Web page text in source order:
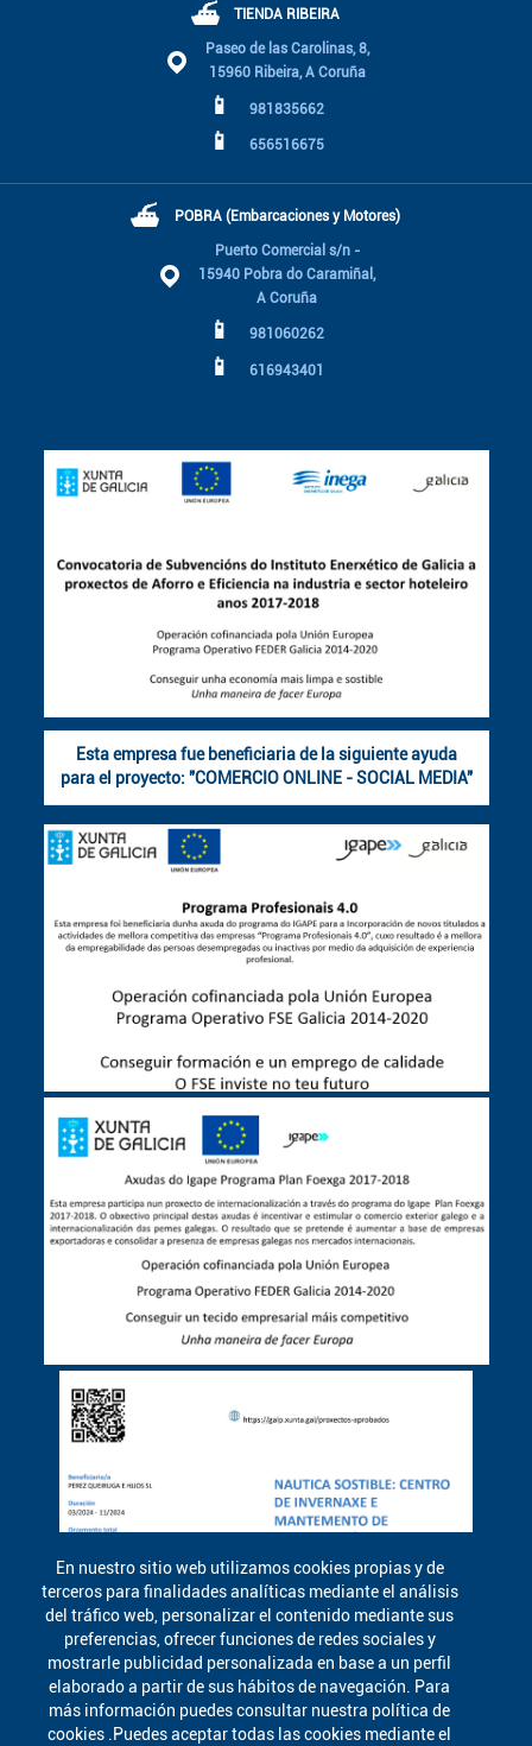
En nuestro sitio web utilizamos cookies propias y de
terceros para finalidades analíticas mediante el análisis
del tráfico web, personalizar el contenido mediante sus
preferencias, ofrecer funciones de redes sociales y
mostrarle publicidad personalizada en base a un perfil
elaborado a partir de sus hábitos de navegación. Para
más información puedes consultar nuestra política de
cookies .Puedes aceptar todas las cookies mediante el
⛴ TIENDA RIBEIRA
Paseo de las Carolinas, 8,
15960 Ribeira, A Coruña
📱 981835662
📱 656516675
⛴ POBRA (Embarcaciones y Motores)
Puerto Comercial s/n -
15940 Pobra do Caramiñal,
A Coruña
📱 981060262
📱 616943401
Esta empresa fue beneficiaria de la siguiente ayuda
para el proyecto: "COMERCIO ONLINE - SOCIAL MEDIA"